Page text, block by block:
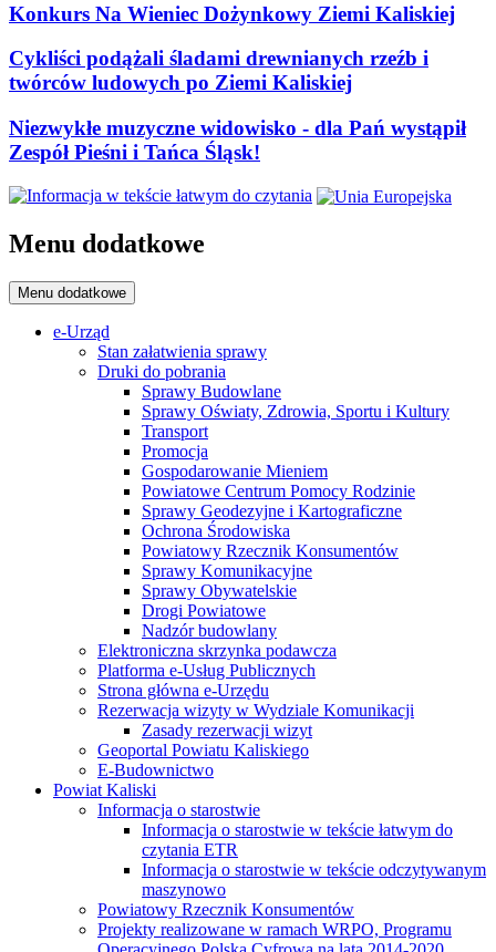
Konkurs Na Wieniec Dożynkowy Ziemi Kaliskiej
Cykliści podążali śladami drewnianych rzeźb i
twórców ludowych po Ziemi Kaliskiej
Niezwykłe muzyczne widowisko - dla Pań wystąpił
Zespół Pieśni i Tańca Śląsk!
Menu dodatkowe
Menu dodatkowe
e-Urząd
Stan załatwienia sprawy
Druki do pobrania
Sprawy Budowlane
Sprawy Oświaty, Zdrowia, Sportu i Kultury
Transport
Promocja
Gospodarowanie Mieniem
Powiatowe Centrum Pomocy Rodzinie
Sprawy Geodezyjne i Kartograficzne
Ochrona Środowiska
Powiatowy Rzecznik Konsumentów
Sprawy Komunikacyjne
Sprawy Obywatelskie
Drogi Powiatowe
Nadzór budowlany
Elektroniczna skrzynka podawcza
Platforma e-Usług Publicznych
Strona główna e-Urzędu
Rezerwacja wizyty w Wydziale Komunikacji
Zasady rezerwacji wizyt
Geoportal Powiatu Kaliskiego
E-Budownictwo
Powiat Kaliski
Informacja o starostwie
Informacja o starostwie w tekście łatwym do
czytania ETR
Informacja o starostwie w tekście odczytywanym
maszynowo
Powiatowy Rzecznik Konsumentów
Projekty realizowane w ramach WRPO, Programu